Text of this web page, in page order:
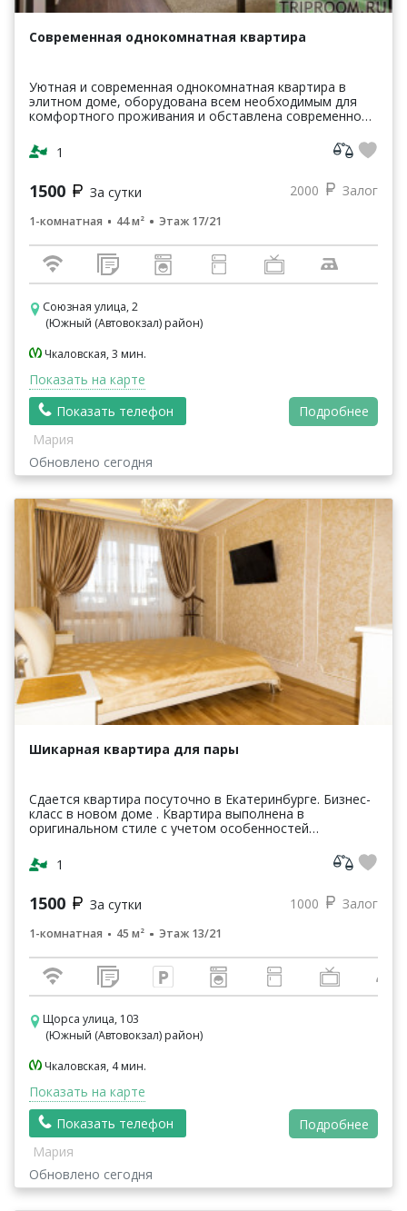
+7 903 901 6655
info@triproom.ru
Современная однокомнатная квартира
Уютная и современная однокомнатная квартира в
элитном доме, оборудована всем необходимым для
комфортного проживания и обставлена современной
Wi-Fi....1
1500 За сутки 2000 Залог
1-комнатная 44 м² Этаж 17/21
Союзная улица, 2
(Южный (Автовокзал) район)
Чкаловская, 3 мин.
Показать на карте
Показать телефон
Подробнее
Мария
Обновлено сегодня
Шикарная квартира для пары
Сдается квартира посуточно в Екатеринбурге. Бизнес-
класс в новом доме . Квартира выполнена в
оригинальном стиле с учетом особенностей
подготовлена...
1
1500 За сутки 1000 Залог
1-комнатная 45 м² Этаж 13/21
Щорса улица, 103
(Южный (Автовокзал) район)
Чкаловская, 4 мин.
Показать на карте
Показать телефон
Подробнее
Мария
Обновлено сегодня